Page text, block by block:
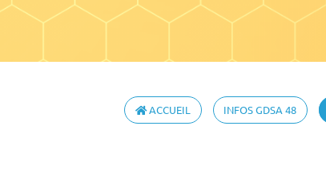
ACCUEIL INFOS GDSA 48